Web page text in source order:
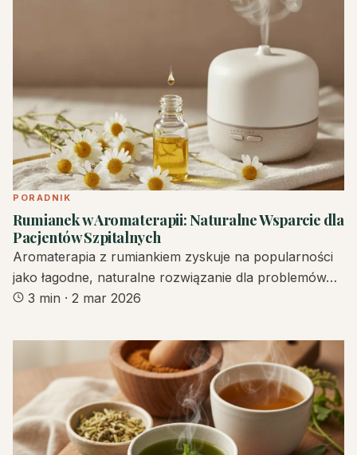
PORADNIK
Rumianek w Aromaterapii: Naturalne Wsparcie dla
Pacjentów Szpitalnych
Aromaterapia z rumiankiem zyskuje na popularności
jako łagodne, naturalne rozwiązanie dla problemów…
3 min · 2 mar 2026